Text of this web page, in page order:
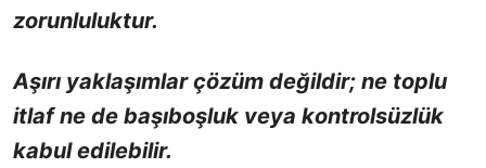
zorunluluktur.
Aşırı yaklaşımlar çözüm değildir; ne toplu
itlaf ne de başıboşluk veya kontrolsüzlük
kabul edilebilir.